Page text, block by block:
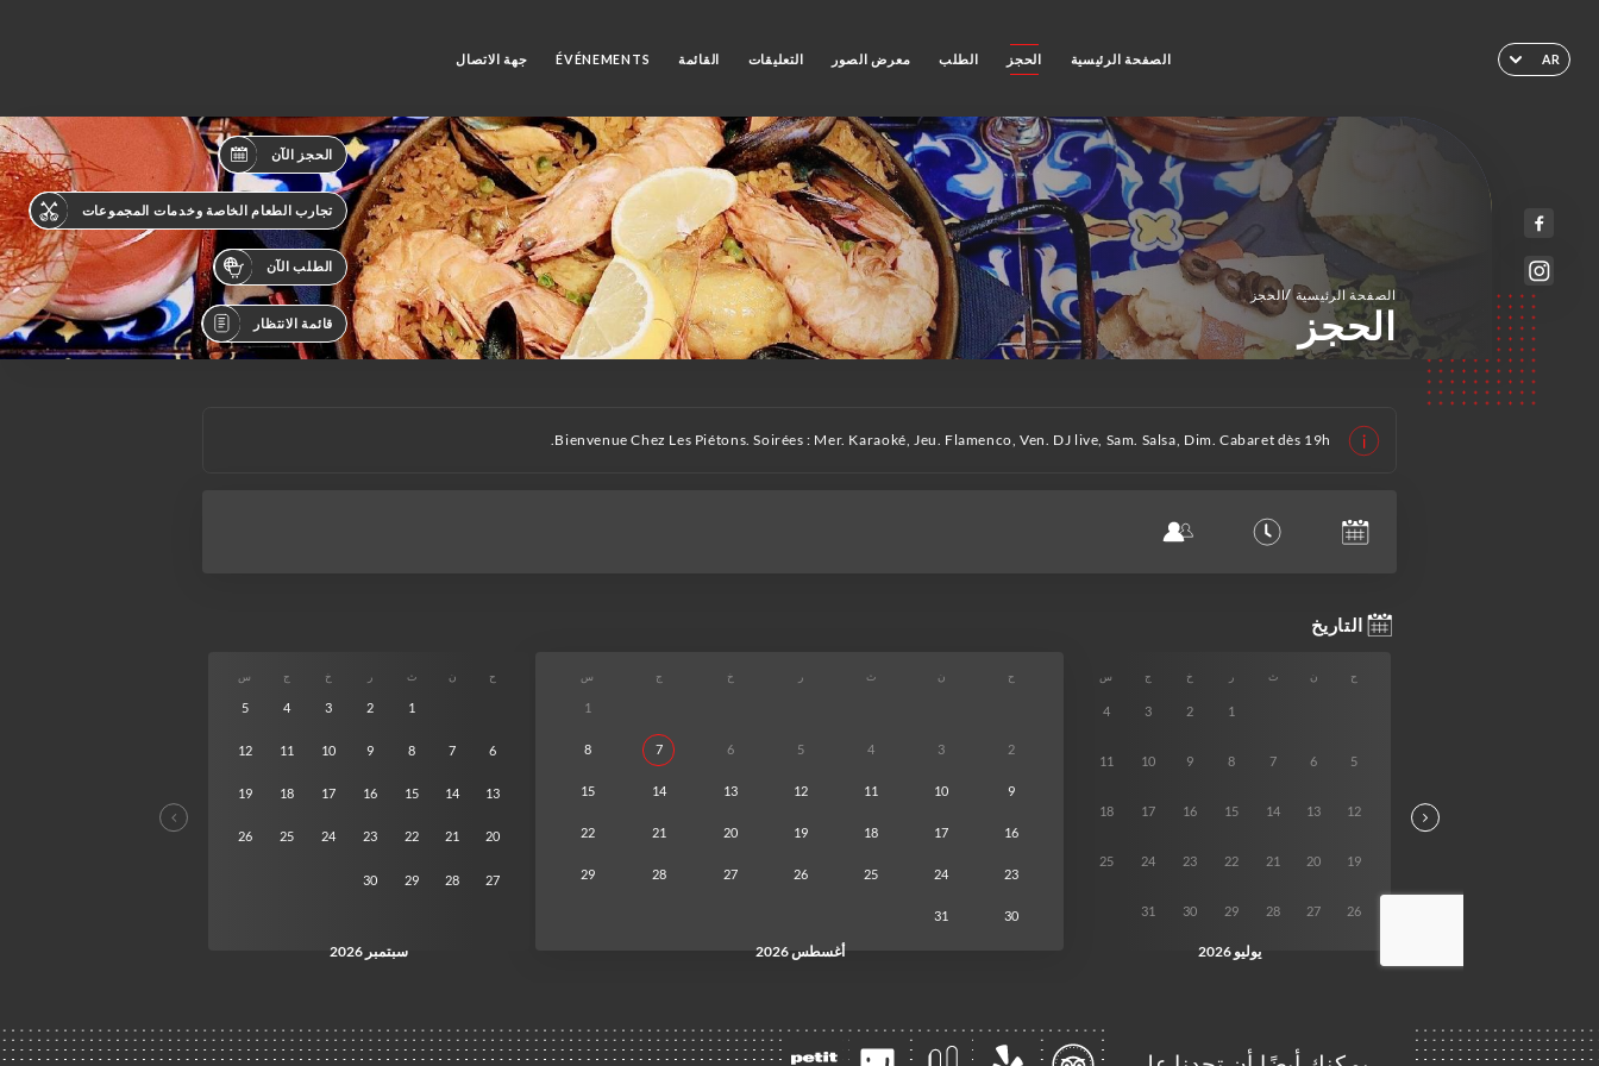
AR الصفحة الرئيسية الحجز الطلب معرض الصور التعليقات القائمة ÉVÉNEMENTS جهة الاتصال
الحجز الآن
تجارب الطعام الخاصة وخدمات المجموعات
الطلب الآن
قائمة الانتظار
الصفحة الرئيسية /الحجز
الحجز